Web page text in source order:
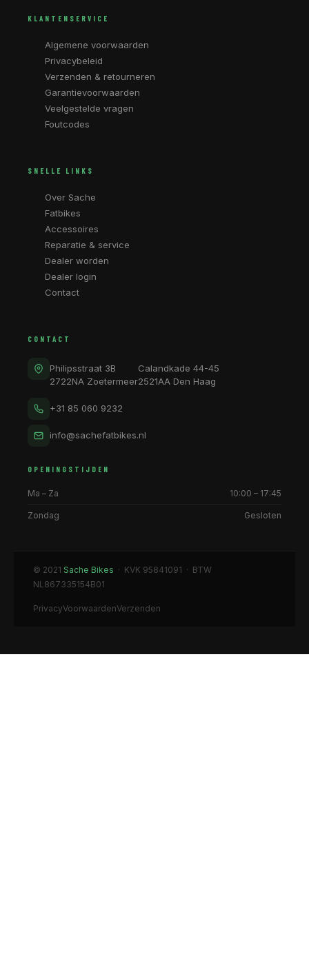
KLANTENSERVICE
Algemene voorwaarden
Privacybeleid
Verzenden & retourneren
Garantievoorwaarden
Veelgestelde vragen
Foutcodes
SNELLE LINKS
Over Sache
Fatbikes
Accessoires
Reparatie & service
Dealer worden
Dealer login
Contact
CONTACT
Philipsstraat 3B
2722NA Zoetermeer
Calandkade 44-45
2521AA Den Haag
+31 85 060 9232
info@sachefatbikes.nl
OPENINGSTIJDEN
Ma – Za 10:00 – 17:45
Zondag Gesloten
© 2021 Sache Bikes · KVK 95841091 · BTW
NL867335154B01
PrivacyVoorwaardenVerzenden